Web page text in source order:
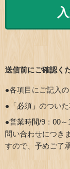
送信前にご確認く
●各項目にご記入
●「必須」のつい
●営業時間/9：00
問い合わせにつき
すので、予めご了